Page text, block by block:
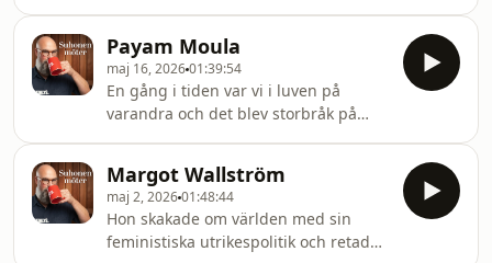
Denna vecka möter Daniel Suhonen
Vänsterpartiets ledare Nooshi
Dadgostar.
makthavare?
Payam Moula
maj 16, 202601:39:54
En gång i tiden var vi i luven på
varandra och det blev storbråk på
migration och integration och har fått
både beröm och kritik för sina utspel
– idag möter jag Tidens chefredaktör,
min efterträdare på den posten,
Margot Wallström
maj 2, 202601:48:44
Hon skakade om världen med sin
feministiska utrikespolitik och retade